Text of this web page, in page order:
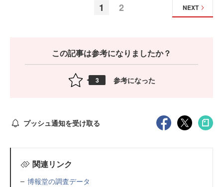
1 2 NEXT
この記事は参考になりましたか？
3 参考になった
プッシュ通知を受け取る
関連リンク
博報堂の調査データ